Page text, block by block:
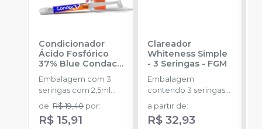
Condicionador
Ácido Fosfórico
37% Blue Condac-
FGM
Embalagem com 3
seringas com 2,5ml
cada uma e 3
ponteiras para
aplicação.
de:R$ 19,40 por:
R$ 15,91
Clareador
Whiteness Simple
- 3 Seringas- FGM
Embalagem
contendo 3 seringas
com 3g de gel cada
uma.
a partir de:
R$ 32,93